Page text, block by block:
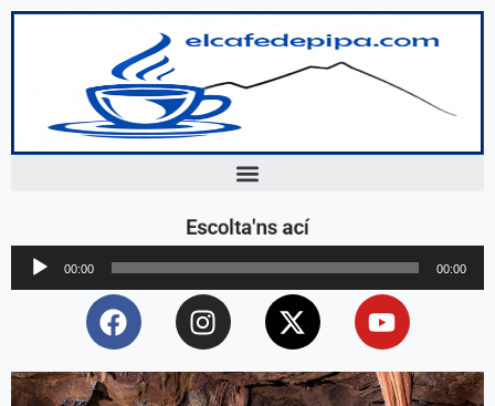
Escolta'ns ací
Reproductor
d'àudio
00:00 00:00